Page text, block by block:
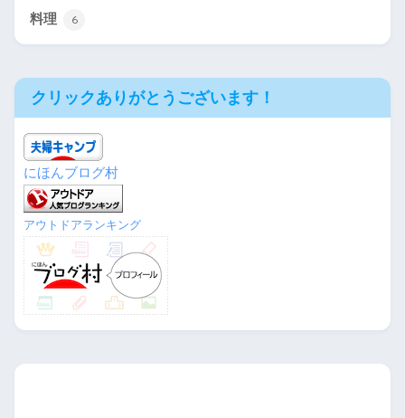
料理 6
クリックありがとうございます！
にほんブログ村
アウトドアランキング